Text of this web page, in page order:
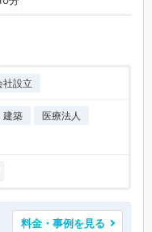
社設立
建築
医療法人
料金・事例を見る